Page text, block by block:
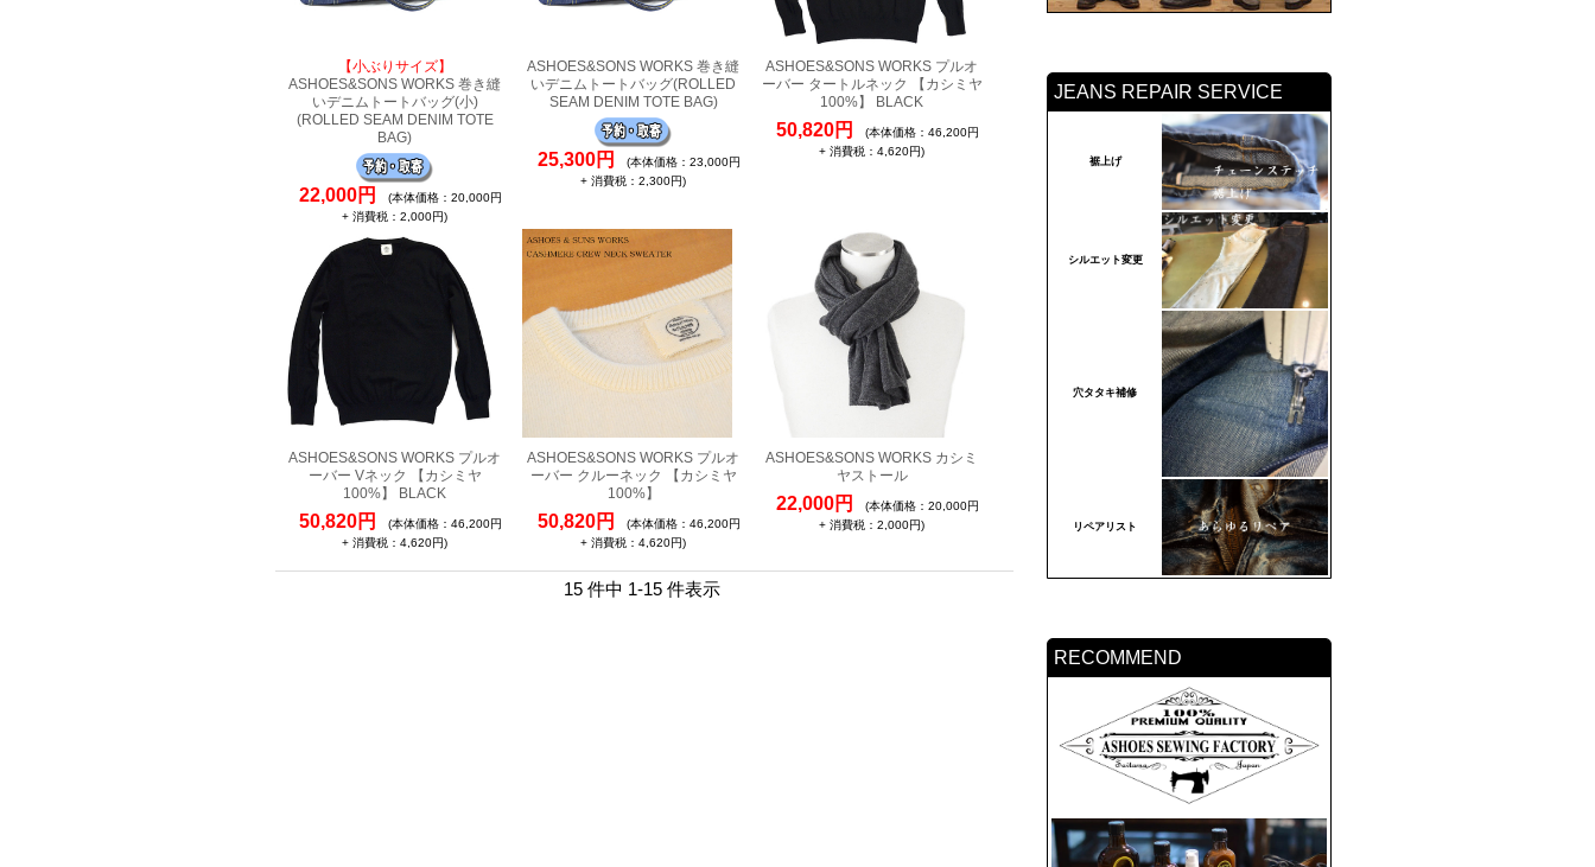
【小ぶりサイズ】
ASHOES&SONS WORKS 巻き縫
いデニムトートバッグ(小)
(ROLLED SEAM DENIM TOTE
BAG)
22,000円
(本体価格：20,000円
+ 消費税：2,000円)
ASHOES&SONS WORKS 巻き縫
いデニムトートバッグ(ROLLED
SEAM DENIM TOTE BAG)
25,300円
(本体価格：23,000円
+ 消費税：2,300円)
ASHOES&SONS WORKS プルオ
ーバー タートルネック 【カシミヤ
100%】 BLACK
50,820円
(本体価格：46,200円
+ 消費税：4,620円)
ASHOES&SONS WORKS プルオ
ーバー Vネック 【カシミヤ
100%】 BLACK
50,820円
(本体価格：46,200円
+ 消費税：4,620円)
ASHOES&SONS WORKS プルオ
ーバー クルーネック 【カシミヤ
100%】
50,820円
(本体価格：46,200円
+ 消費税：4,620円)
ASHOES&SONS WORKS カシミ
ヤストール
22,000円
(本体価格：20,000円
+ 消費税：2,000円)
15 件中 1-15 件表示
JEANS REPAIR SERVICE
裾上げ
シルエット変更
穴タタキ補修
リペアリスト
RECOMMEND